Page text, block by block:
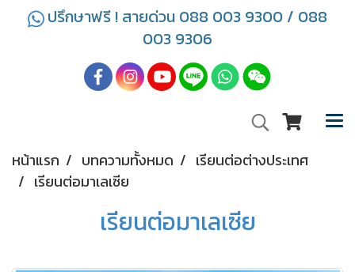
ปรึกษาฟรี ! สายด่วน 088 003 9300 / 088
003 9306
หน้าแรก บทความทั้งหมด
เรียนต่อต่างประเทศ
เรียนต่อมาเลเซีย
เรียนต่อมาเลเซีย